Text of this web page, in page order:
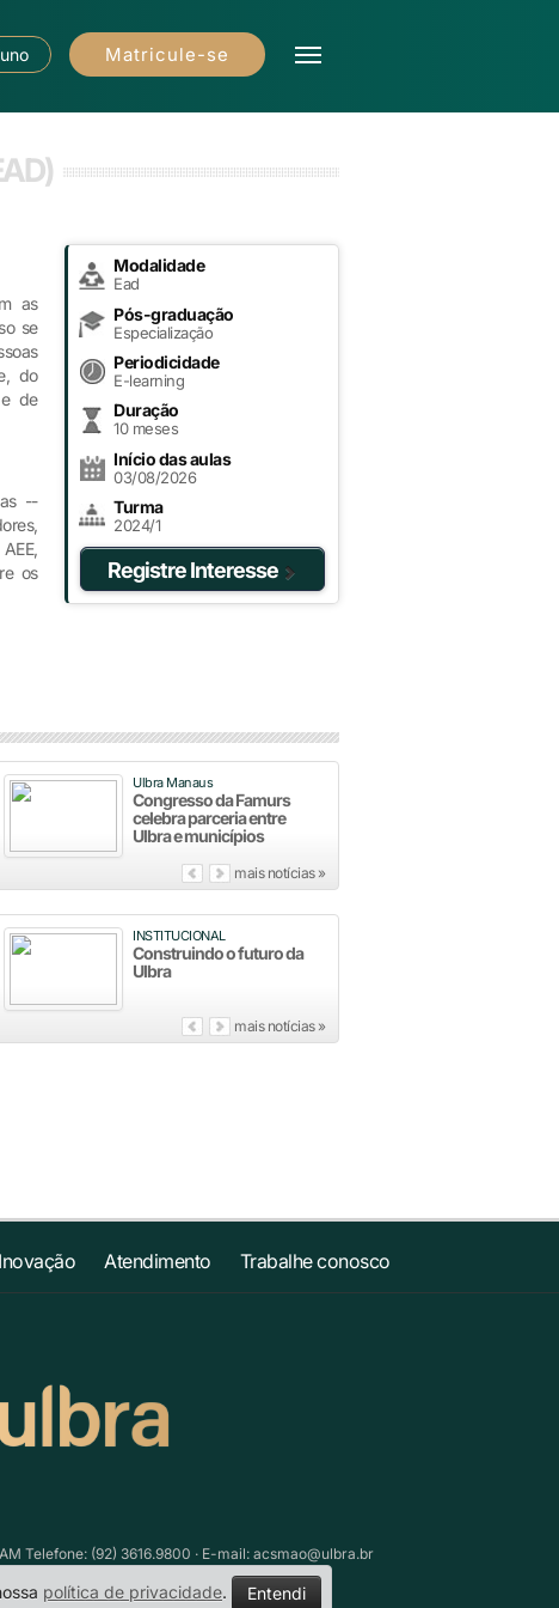
Matricule-se
as
se
do
e de
--
os
Modalidade
Ead
Pós-graduação
Especialização
Periodicidade
E-learning
Duração
10 meses
Início das aulas
03/08/2026
Turma
2024/1
Registre Interesse
Ulbra Manaus
Congresso da Famurs
celebra parceria entre
Ulbra e municípios
mais notícias »
INSTITUCIONAL
Construindo o futuro da
Ulbra
mais notícias »
Inovação Atendimento Trabalhe conosco
Telefone: (92) 3616.9800 · E-mail: acsmao@ulbra.br
política de privacidade. Entendi